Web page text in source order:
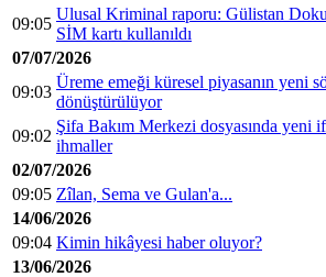
09:05
Ulusal Kriminal raporu: Gülistan
SİM kartı kullanıldı
07/07/2026
09:03
Üreme emeği küresel piyasanın yeni
dönüştürülüyor
09:02
Şifa Bakım Merkezi dosyasında yeni
ihmaller
02/07/2026
09:05 Zîlan, Sema ve Gulan'a...
14/06/2026
09:04 Kimin hikâyesi haber oluyor?
13/06/2026